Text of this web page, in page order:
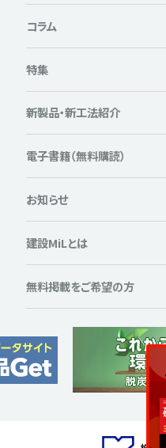
コラム
特集
新製品・新工法紹介
電子書籍（無料購読）
お知らせ
建設MiLとは
無料掲載をご希望の方